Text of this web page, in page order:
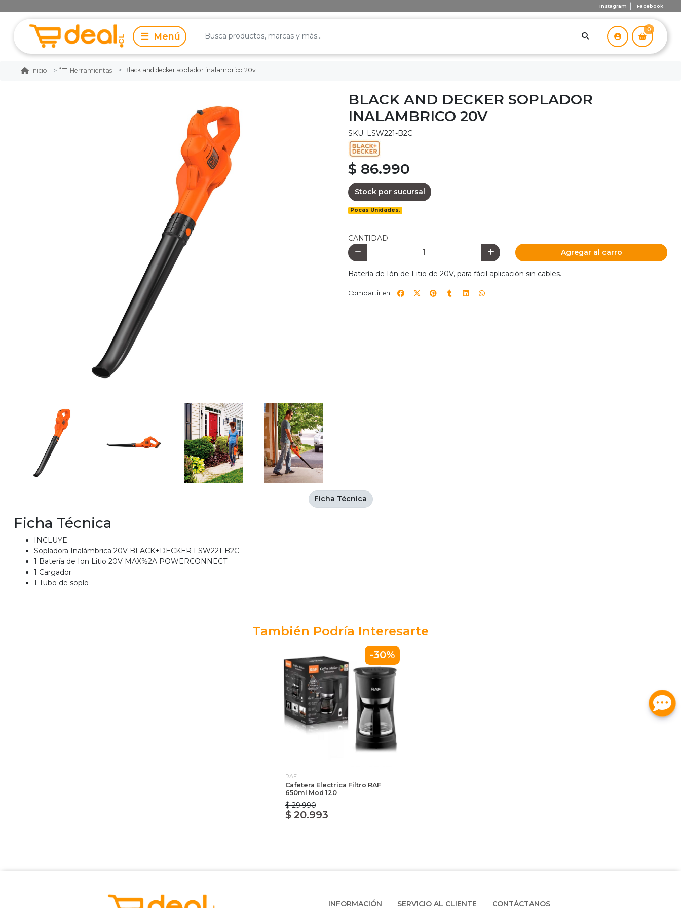
Instagram Facebook
0
Inicio Herramientas Black and decker soplador inalambrico 20v
BLACK AND DECKER SOPLADOR
INALAMBRICO 20V
SKU: LSW221-B2C
$ 86.990
Stock por sucursal
Pocas Unidades.
CANTIDAD
Agregar al carro
Batería de Ión de Litio de 20V, para fácil aplicación sin cables.
Compartir en:
Ficha Técnica
INCLUYE:
Sopladora Inalámbrica 20V BLACK+DECKER LSW221-B2C
1 Batería de Ion Litio 20V MAX%2A POWERCONNECT
1 Cargador
1 Tubo de soplo
Ficha Técnica
También Podría Interesarte
-30%
RAF
Cafetera Electrica Filtro RAF
650ml Mod 120
$ 29.990
$ 20.993
INFORMACIÓN SERVICIO AL CLIENTE CONTÁCTANOS